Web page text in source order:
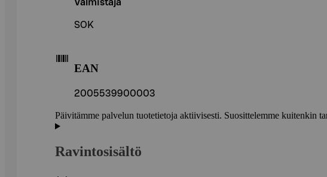
Valmistaja
SOK
EAN
2005539900003
Päivitämme palvelun tuotetietoja aktiivisesti. Suosittelemme kuitenkin
Ravintosisältö